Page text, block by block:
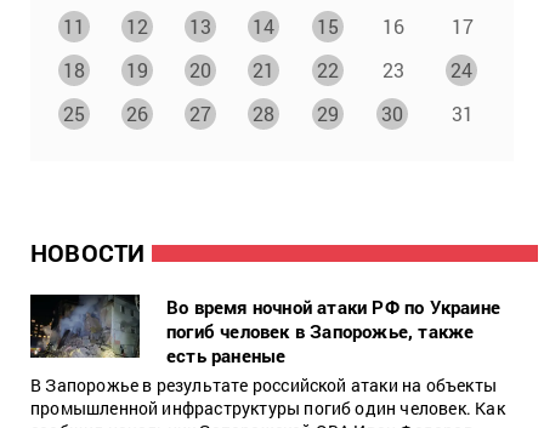
НОВОСТИ
Во время ночной атаки РФ по Украине
погиб человек в Запорожье, также
есть раненые
В Запорожье в результате российской атаки на объекты
промышленной инфраструктуры погиб один человек. Как
11
12 13 14 15 16
17
18
19 20 21 22 23
24
25
26 27 28 29 30 31